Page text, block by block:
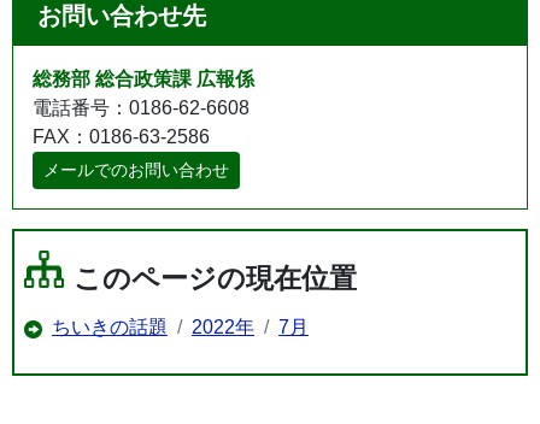
お問い合わせ先
総務部 総合政策課 広報係
電話番号：0186-62-6608
FAX：0186-63-2586
メールでのお問い合わせ
このページの現在位置
ちいきの話題 2022年 7月